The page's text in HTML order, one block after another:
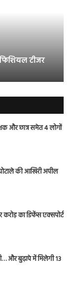
टीजर
और छात्र समेत 4 लोगों
की आखिरी अपील
करोड़ का डिफेंस एक्सपोर्ट
और बुढ़ापे में मिलेगी 13